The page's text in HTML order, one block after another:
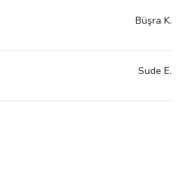
Büşra K.
Sude E.